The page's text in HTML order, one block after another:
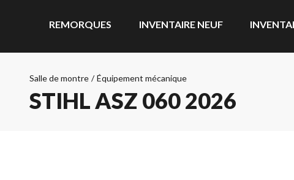
REMORQUES INVENTAIRE NEUF
Salle de montre / Équipement mécanique
STIHL ASZ 060 2026